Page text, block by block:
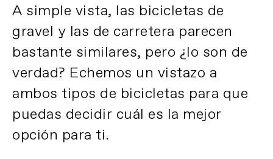
A simple vista, las bicicletas de
gravel y las de carretera parecen
bastante similares, pero ¿lo son de
verdad? Echemos un vistazo a
ambos tipos de bicicletas para que
puedas decidir cuál es la mejor
opción para ti.